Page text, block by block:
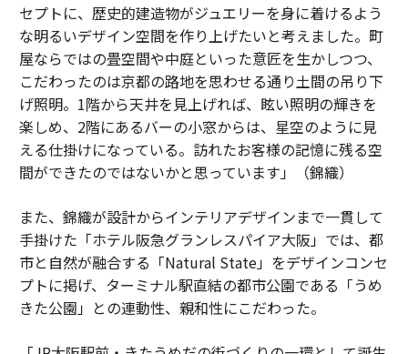
セプトに、歴史的建造物がジュエリーを身に着けるよう
な明るいデザイン空間を作り上げたいと考えました。町
屋ならではの畳空間や中庭といった意匠を生かしつつ、
こだわったのは京都の路地を思わせる通り土間の吊り下
げ照明。1階から天井を見上げれば、眩い照明の輝きを
楽しめ、2階にあるバーの小窓からは、星空のように見
える仕掛けになっている。訪れたお客様の記憶に残る空
間ができたのではないかと思っています」（錦織）
また、錦織が設計からインテリアデザインまで一貫して
手掛けた「ホテル阪急グランレスパイア大阪」では、都
市と自然が融合する「Natural State」をデザインコンセ
プトに掲げ、ターミナル駅直結の都市公園である「うめ
きた公園」との連動性、親和性にこだわった。